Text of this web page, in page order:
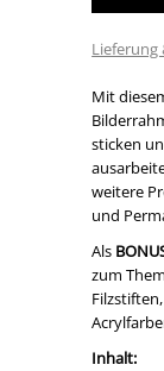
Lieferung
Mit
sticken
weitere
und
Als
zum
Inhalt: